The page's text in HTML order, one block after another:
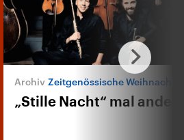
Zeitgenössische
„Stille Nacht“ mal anders